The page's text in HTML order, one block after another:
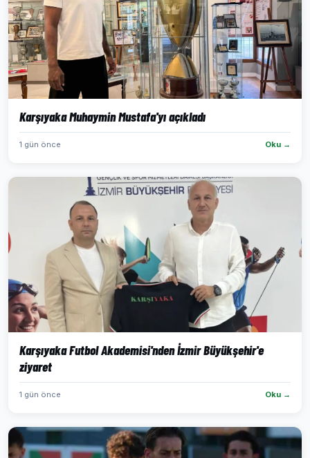
Karşıyaka Muhaymin Mustafa'yı açıkladı
1 gün önce Oku →
Karşıyaka Futbol Akademisi'nden İzmir Büyükşehir'e
ziyaret
1 gün önce Oku →